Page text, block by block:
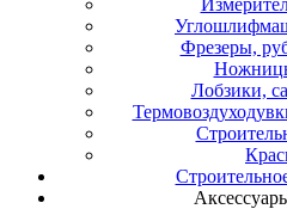
Фрезеры,
Лобзики,